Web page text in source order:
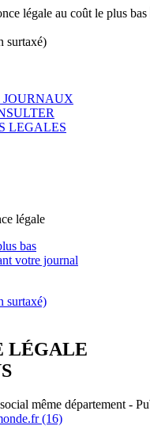
légale au coût le plus bas
surtaxé)
JOURNAUX
LEGALES
légale
bas
votre journal
surtaxé)
LÉGALE
même département -
(16)